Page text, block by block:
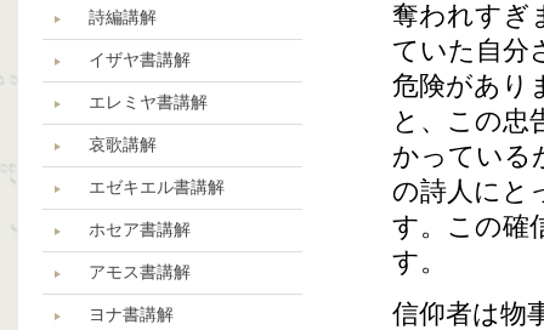
詩編講解
イザヤ書講解
エレミヤ書講解
哀歌講解
エゼキエル書講解
ホセア書講解
アモス書講解
ヨナ書講解
奪われすぎ
ていた自分
危険があり
と、この忠
かっている
の詩人にと
す。この確
す。
信仰者は物